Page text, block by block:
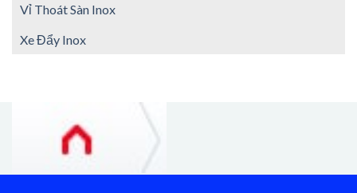
Vỉ Thoát Sàn Inox
Xe Đẩy Inox